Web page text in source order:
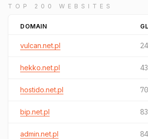
TOP 200 WEBSITES
DOMAIN
vulcan.net.pl
hekko.net.pl
hostido.net.pl
bip.net.pl
admin.net.pl